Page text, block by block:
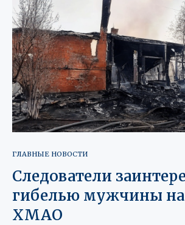
ГЛАВНЫЕ НОВОСТИ
Следователи
гибелью мужчины на
ХМАО